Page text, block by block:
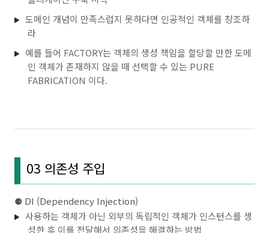
도메인 개념이 만족스럽지 못하다면 인공적인 객체를 창조하
라
예를 들어 FACTORY는 객체의 생성 책임을 할당할 만한 도메
인 객체가 존재하지 않을 때 선택할 수 있는 PURE
FABRICATION 이다.
03 의존성 주입
⚈ DI (Dependency Injection)
사용하는 객체가 아닌 외부의 독립적인 객체가 인스턴스를 생
성한 후 이를 전달해서 의존성을 해결하는 방법